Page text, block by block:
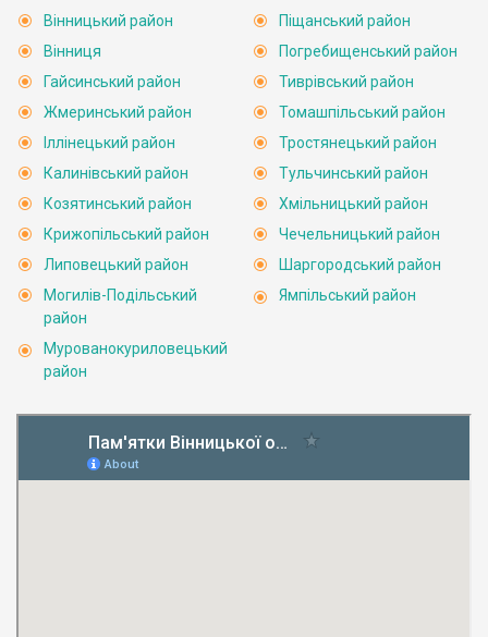
Вінницький район
Вінниця
Гайсинський район
Жмеринський район
Іллінецький район
Калинівський район
Козятинський район
Крижопільський район
Липовецький район
Могилів-Подільський
район
Мурованокуриловецький
район
Піщанський район
Погребищенський район
Тиврівський район
Томашпільський район
Тростянецький район
Тульчинський район
Хмільницький район
Чечельницький район
Шаргородський район
Ямпільський район